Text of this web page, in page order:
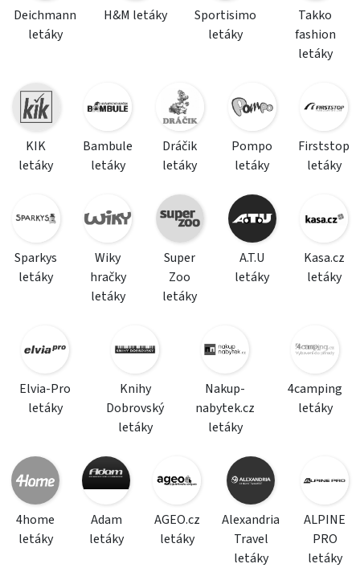
Deichmann
letáky
H&M letáky
Sportisimo
letáky
Takko
fashion
letáky
KIK
letáky
Bambule
letáky
Dráčik
letáky
Pompo
letáky
Firststop
letáky
Sparkys
letáky
Wiky
hračky
letáky
Super
Zoo
letáky
A.T.U
letáky
Kasa.cz
letáky
Elvia-Pro
letáky
Knihy
Dobrovský
letáky
Nakup-
nabytek.cz
letáky
4camping
letáky
4home
letáky
Adam
letáky
AGEO.cz
letáky
Alexandria
Travel
letáky
ALPINE
PRO
letáky